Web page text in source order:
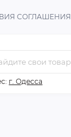
СОГЛАШЕНИЯ
г. Одесса